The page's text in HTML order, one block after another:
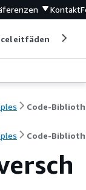
Kontakt
Code-
Code-